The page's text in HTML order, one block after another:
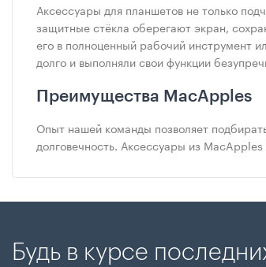
Аксессуары для планшетов не только
защитные стёкла оберегают экран,
его в полноценный рабочий инструмент
долго и выполняли свои функции
Преимущества MacApples
Опыт нашей команды позволяет
долговечность. Аксессуары из
Будь в курсе